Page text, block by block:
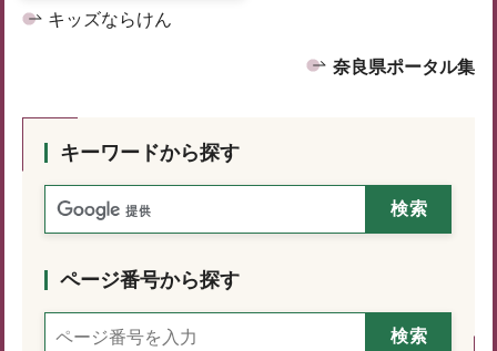
キッズならけん
奈良県ポータル集
キーワードから探す
ページ番号から探す